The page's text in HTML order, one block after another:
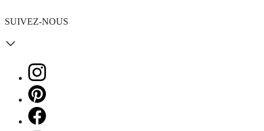
SUIVEZ-NOUS